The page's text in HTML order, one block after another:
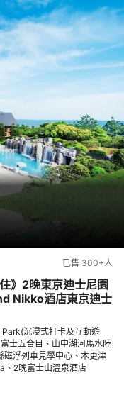
已售 300+人
》2晚東京迪士尼園
Nikko酒店東京迪士
沉浸式打卡及互動遊
士五合目、山中湖河馬水陸
磁浮列車見學中心、木更津
2晚富士山溫泉酒店